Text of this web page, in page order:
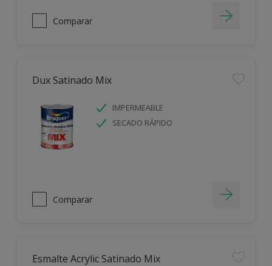
Comparar
Dux Satinado Mix
IMPERMEABLE
SECADO RÁPIDO
Comparar
Esmalte Acrylic Satinado Mix